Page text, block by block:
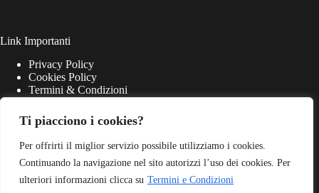
Ti piacciono i cookies?
Per offrirti il miglior servizio possibile utilizziamo i cookies.
Continuando la navigazione nel sito autorizzi l’uso dei cookies. Per
ulteriori informazioni clicca su Termini e Condizioni
Link Importanti
Privacy Policy
Cookies Policy
Termini & Condizioni